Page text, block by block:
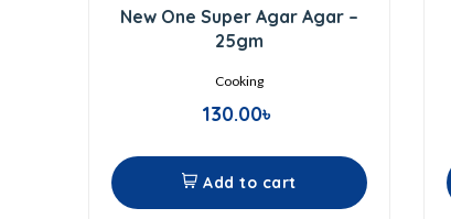
out
New One Super Agar Agar –
25gm
Cooking
130.00৳
Add to cart